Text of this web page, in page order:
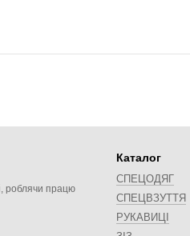
роблячи працю
Каталог
СПЕЦОДЯГ
СПЕЦВЗУТТЯ
РУКАВИЦІ